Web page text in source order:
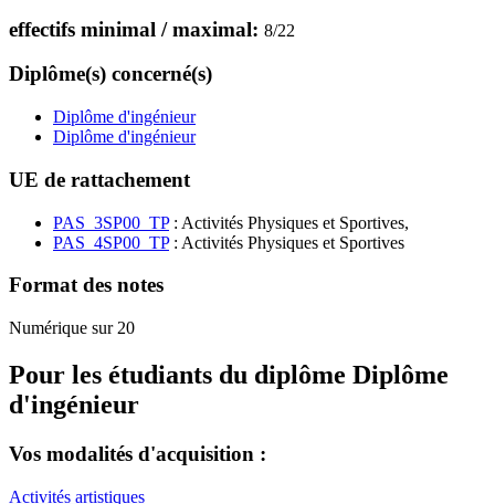
effectifs minimal / maximal: 8/22
Diplôme(s) concerné(s)
Diplôme d'ingénieur
Diplôme d'ingénieur
UE de rattachement
PAS_3SP00_TP: Activités Physiques et Sportives,
PAS_4SP00_TP: Activités Physiques et Sportives
Format des notes
Numérique sur 20
Pour les étudiants du diplôme Diplôme
d'ingénieur
Vos modalités d'acquisition :
Activités artistiques